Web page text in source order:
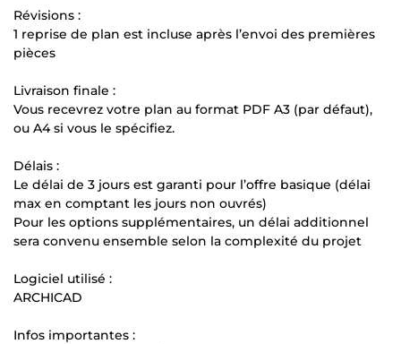
Révisions :
1 reprise de plan est incluse après l’envoi des premières
pièces
Livraison finale :
Vous recevrez votre plan au format PDF A3 (par défaut),
ou A4 si vous le spécifiez.
Délais :
Le délai de 3 jours est garanti pour l’offre basique (délai
max en comptant les jours non ouvrés)
Pour les options supplémentaires, un délai additionnel
sera convenu ensemble selon la complexité du projet
Logiciel utilisé :
ARCHICAD
Infos importantes :